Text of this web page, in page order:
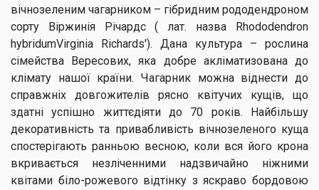
вічнозеленим чагарником – гібридним рододендроном
сорту Віржинія Річардс ( лат. назва Rhododendron
hybridumVirginia Richards'). Дана культура – рослина
сімейства Вересових, яка добре акліматизована до
клімату нашої країни. Чагарник можна віднести до
справжніх довгожителів рясно квітучих кущів, що
здатні успішно життєдіяти до 70 років. Найбільшу
декоративність та привабливість вічнозеленого куща
спостерігають ранньою весною, коли вся його крона
вкривається незліченними надзвичайно ніжними
квітами біло-рожевого відтінку з яскраво бордовою